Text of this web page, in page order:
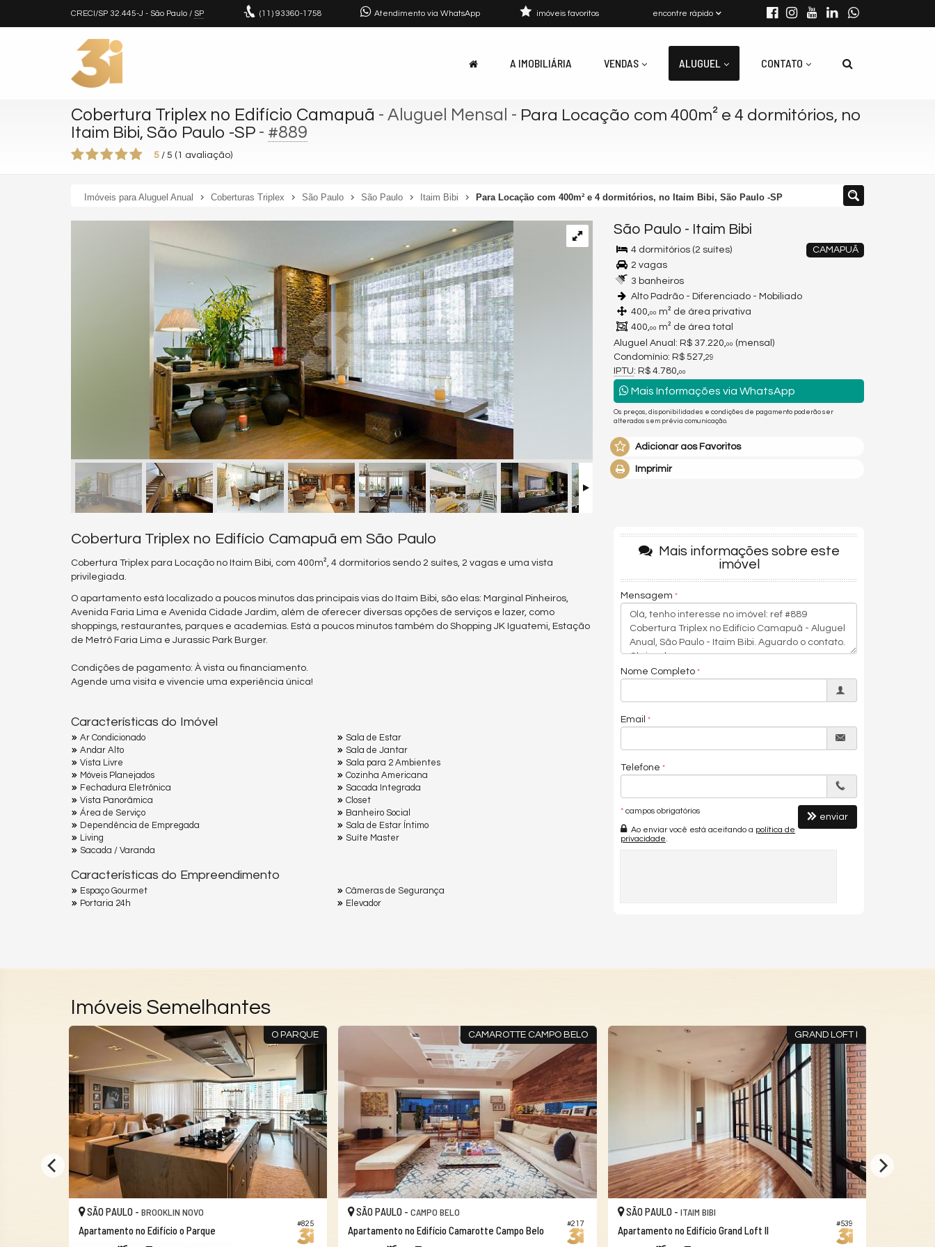
CRECI/SP 32.445-J - São Paulo / SP (11) 93360-1758 Atendimento via WhatsApp encontre rápido
imóveis favoritos
A IMOBILIÁRIA VENDAS ALUGUEL CONTATO
Cobertura Triplex no Edifício Camapuã - Aluguel Mensal - Para Locação com 400m² e 4 dormitórios, no
Itaim Bibi, São Paulo -SP - #889
5 / 5 ( 1 avaliação)
Imóveis para Aluguel Anual Coberturas Triplex São Paulo São Paulo Itaim Bibi Para Locação com 400m² e 4 dormitórios, no Itaim Bibi, São Paulo -SP
São Paulo - Itaim Bibi
CAMAPUÃ
4 dormitórios (2 suítes)
2 vagas
3 banheiros
Alto Padrão - Diferenciado - Mobiliado
400,00 m² de área privativa
400,00 m² de área total
Aluguel Anual: R$ 37.220,00 (mensal)
Condomínio: R$ 527,29
IPTU: R$ 4.780,00
Mais Informações via WhatsApp
Os preços, disponibilidades e condições de pagamento poderão ser
alterados sem prévia comunicação.
Adicionar aos Favoritos
Imprimir
Cobertura Triplex no Edifício Camapuã em São Paulo
Cobertura Triplex para Locação no Itaim Bibi, com 400m², 4 dormitorios sendo 2 suítes, 2 vagas e uma vista
privilegiada.
O apartamento está localizado a poucos minutos das principais vias do Itaim Bibi, são elas: Marginal Pinheiros,
Avenida Faria Lima e Avenida Cidade Jardim, além de oferecer diversas opções de serviços e lazer, como
shoppings, restaurantes, parques e academias. Está a poucos minutos também do Shopping JK Iguatemi, Estação
de Metrô Faria Lima e Jurassic Park Burger.
Condições de pagamento: À vista ou financiamento.
Agende uma visita e vivencie uma experiência única!
Características do Imóvel
Ar Condicionado
Andar Alto
Vista Livre
Móveis Planejados
Fechadura Eletrônica
Vista Panorâmica
Área de Serviço
Dependência de Empregada
Living
Sacada / Varanda
Sala de Estar
Sala de Jantar
Sala para 2 Ambientes
Cozinha Americana
Sacada Integrada
Closet
Banheiro Social
Sala de Estar Íntimo
Suíte Master
Características do Empreendimento
Espaço Gourmet
Portaria 24h
Câmeras de Segurança
Elevador
Mais informações sobre este
imóvel
Mensagem
Nome Completo
Email
Telefone
* campos obrigatórios
Ao enviar você está aceitando a política de
privacidade
enviar
Imóveis Semelhantes
O PARQUE
#825
SÃO PAULO - BROOKLIN NOVO
Apartamento no Edifício o Parque
CAMAROTTE CAMPO BELO
#217
SÃO PAULO -CAMPO BELO
Apartamento no Edifício Camarotte Campo Belo
GRAND LOFT I
#539
SÃO PAULO - ITAIM BIBI
Apartamento no Edifício Grand Loft II